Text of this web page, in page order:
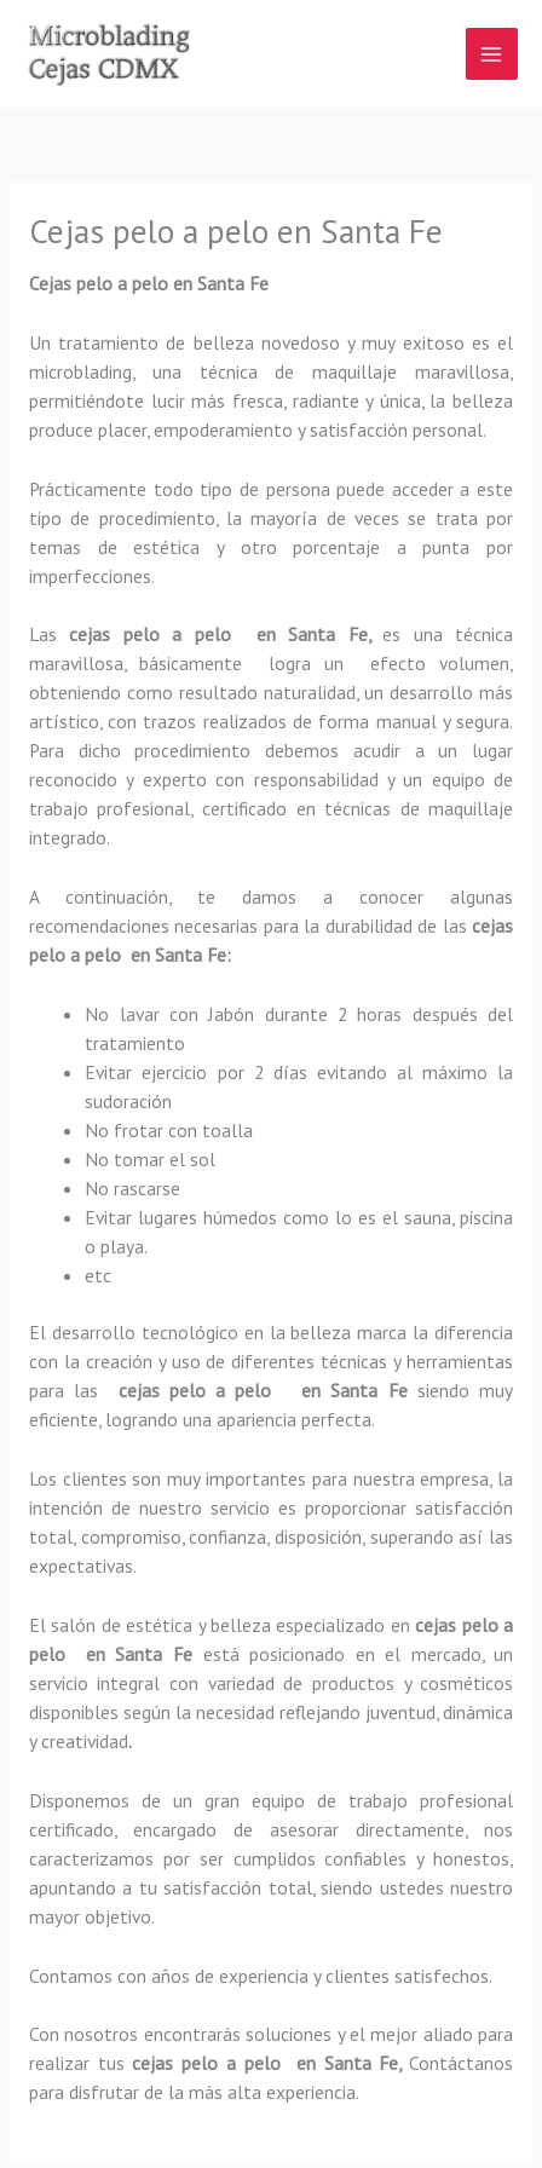
contenido
Cejas pelo a pelo en Santa Fe
Cejas pelo a pelo en Santa Fe
Un tratamiento de belleza novedoso y muy exitoso es el
microblading, una técnica de maquillaje maravillosa,
permitiéndote lucir más fresca, radiante y única, la belleza
produce placer, empoderamiento y satisfacción personal.
Prácticamente todo tipo de persona puede acceder a este
tipo de procedimiento, la mayoría de veces se trata por
temas de estética y otro porcentaje a punta por
imperfecciones.
Lascejas pelo a pelo en Santa Fe, es una técnica
maravillosa, básicamente
logra un efecto volumen,
obteniendo como resultado naturalidad, un desarrollo más
artístico, con trazos realizados de forma manual y segura.
Para dicho procedimiento debemos acudir a un lugar
reconocido y experto con responsabilidad y un equipo de
trabajo profesional, certificado en técnicas de maquillaje
integrado.
A continuación, te damos a conocer algunas
recomendaciones necesarias para la durabilidad de lascejas
pelo a pelo en Santa Fe:
No lavar con Jabón durante 2 horas después del
tratamiento
Evitar ejercicio por 2 días evitando al máximo la
sudoración
No frotar con toalla
No tomar el sol
No rascarse
Evitar lugares húmedos como lo es el sauna, piscina
o playa.
etc
El desarrollo tecnológico en la belleza marca la diferencia
con la creación y uso de diferentes técnicas y herramientas
para las cejas pelo a pelo en Santa Fesiendo muy
eficiente, logrando una apariencia perfecta.
Los clientes son muy importantes para nuestra empresa, la
intención de nuestro servicio es proporcionar satisfacción
total, compromiso, confianza, disposición, superando así las
expectativas.
El salón de estética y belleza especializado encejas pelo a
pelo en Santa Feestá posicionado en el mercado, un
servicio integral con variedad de productos y cosméticos
disponibles según la necesidad reflejando juventud, dinámica
y creatividad.
Disponemos de un gran equipo de trabajo profesional
certificado, encargado de asesorar directamente, nos
caracterizamos por ser cumplidos confiables y honestos,
apuntando a tu satisfacción total, siendo ustedes nuestro
mayor objetivo.
Contamos con años de experiencia y clientes satisfechos.
Con nosotros encontrarás soluciones y el mejor aliado para
realizar tuscejas pelo a pelo en Santa Fe,Contáctanos
para disfrutar de la más alta experiencia.